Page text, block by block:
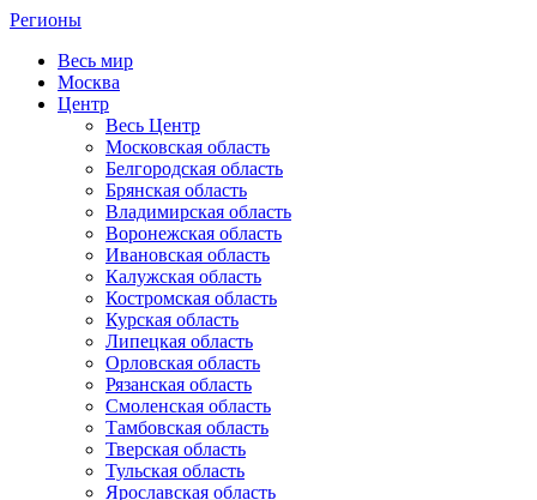
Регионы
Весь мир
Москва
Центр
Весь Центр
Московская область
Белгородская область
Брянская область
Владимирская область
Воронежская область
Ивановская область
Калужская область
Костромская область
Курская область
Липецкая область
Орловская область
Рязанская область
Смоленская область
Тамбовская область
Тверская область
Тульская область
Ярославская область